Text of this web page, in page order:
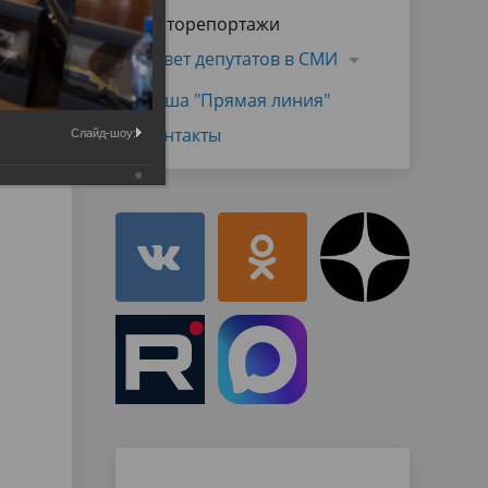
Муниципальная служба
Объявления
имущественного характера
Информационные материалы
Фоторепортажи
Совет депутатов в СМИ
Наша "Прямая линия"
Контакты
Слайд-шоу: